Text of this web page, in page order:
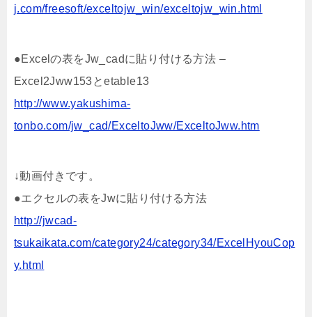
j.com/freesoft/exceltojw_win/exceltojw_win.html
●Excelの表をJw_cadに貼り付ける方法 –
Excel2Jww153とetable13
http://www.yakushima-
tonbo.com/jw_cad/ExceltoJww/ExceltoJww.htm
↓動画付きです。
●エクセルの表をJwに貼り付ける方法
http://jwcad-
tsukaikata.com/category24/category34/ExcelHyouCop
y.html